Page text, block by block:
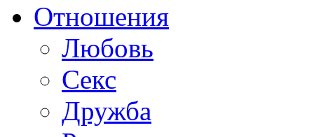
Отношения
Любовь
Секс
Дружба